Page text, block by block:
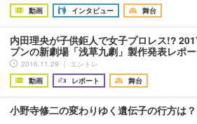
動画
インタビュー 舞台
内田理央が子供鉅人で女子プロレス!?
プンの新劇場「浅草九劇」製作発表レ
2016.11.29 ｜ エントレ
動画
レポート 舞台
小野寺修二の変わりゆく遺伝子の行方は？